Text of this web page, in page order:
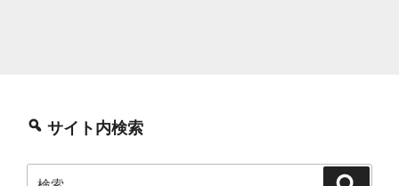
サイト内検索